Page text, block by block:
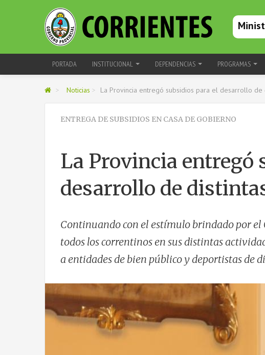
PORTADA INSTITUCIONAL DEPENDENCIAS PROGRAMAS
> Noticias > La Provincia entregó subsidios para el desarrollo de
ENTREGA DE SUBSIDIOS EN CASA DE GOBIERNO
La Provincia entregó
desarrollo de
Continuando con el estímulo brindado por
todos los correntinos en sus distintas
a entidades de bien público y deportistas de